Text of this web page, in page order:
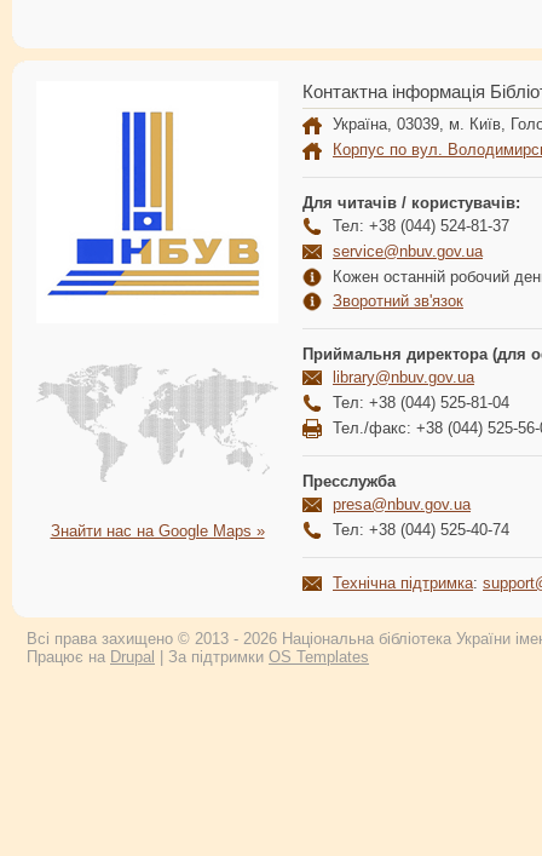
Знайти нас на Google Maps »
Контактна інформація
Україна, 03039, м. Київ,
Корпус по вул.
Для читачів / користувачів:
Тел: +38 (044) 524-81-37
service@nbuv.gov.ua
Кожен останній робочий
Зворотний зв'язок
Приймальня директора (для
library@nbuv.gov.ua
Тел: +38 (044) 525-81-04
Тел./факс: +38 (044) 525-56-
Пресслужба
presa@nbuv.gov.ua
Тел: +38 (044) 525-40-74
Технічна підтримка:
Всі права захищено © 2013 - 2026 Національна бібліотека України
Працює на Drupal | За підтримки OS Templates